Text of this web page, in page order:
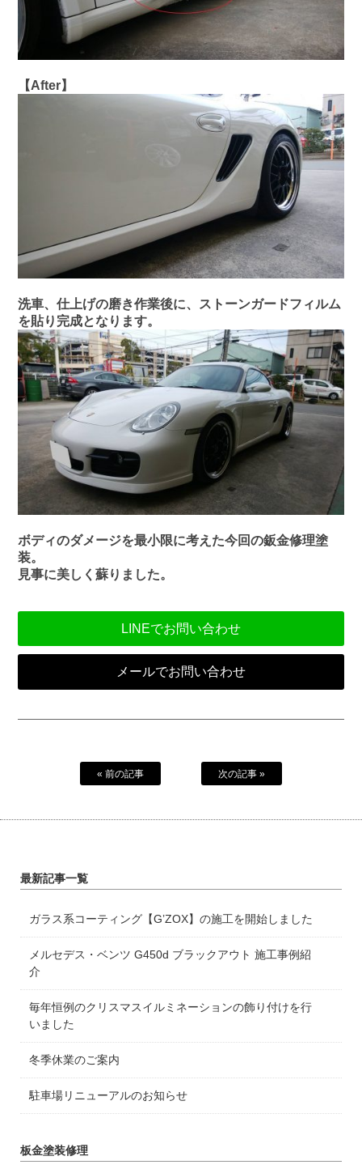
【After】
洗車、仕上げの磨き作業後に、ストーンガードフィルム
を貼り完成となります。
ボディのダメージを最小限に考えた今回の鈑金修理塗
装。
見事に美しく蘇りました。
LINEでお問い合わせ
メールでお問い合わせ
« 前の記事 次の記事 »
最新記事一覧
ガラス系コーティング【G’ZOX】の施工を開始しました
メルセデス・ベンツ G450d ブラックアウト 施工事例紹
介
毎年恒例のクリスマスイルミネーションの飾り付けを行
いました
冬季休業のご案内
駐車場リニューアルのお知らせ
板金塗装修理